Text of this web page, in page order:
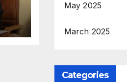
May 2025
March 2025
Categories